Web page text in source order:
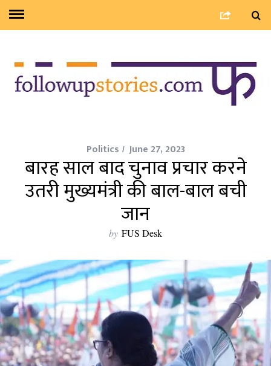
Politics June 27, 2023
बारह साल बाद चुनाव प्रचार करने
उतरी मुख्यमंत्री की बाल-बाल बची
जान
by FUS Desk